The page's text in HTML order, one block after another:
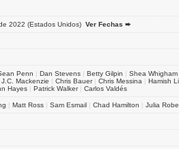
2022 (Estados Unidos) Ver Fechas ➨
Penn | Dan Stevens | Betty Gilpin | Shea Whigham
J.C. Mackenzie | Chris Bauer| Chris Messina | Hamish
Hayes | Patrick Walker| Carlos Valdés
| Matt Ross | Sam Esmail | Chad Hamilton | Julia